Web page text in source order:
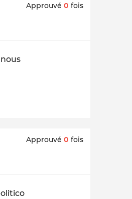
Approuvé 0 fois
Approuvé 0 fois